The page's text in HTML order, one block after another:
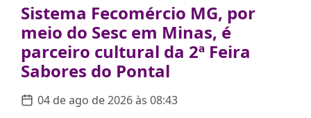
Sistema Fecomércio MG, por
meio do Sesc em Minas, é
parceiro cultural da 2ª Feira
Sabores do Pontal
04 de ago de 2026 às 08:43